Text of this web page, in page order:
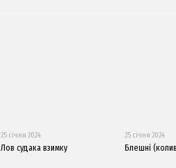
25 січня 2024
Лов судака взимку
25 січня 2024
Блешні